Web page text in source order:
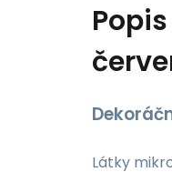
Popis
Látky